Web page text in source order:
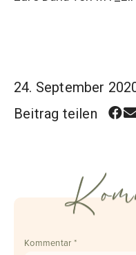
24. September
Beitrag teilen
Kommentar *